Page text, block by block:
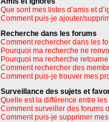
Que sont mes listes d’amis et
Comment puis-je ajouter/
Recherche dans les forums
Comment rechercher dans les
Pourquoi ma recherche ne
Pourquoi ma recherche
Comment rechercher des
Comment puis-je trouver mes
Surveillance des sujets et
Quelle est la différence entre
Comment surveiller des forums
Comment puis-je supprimer